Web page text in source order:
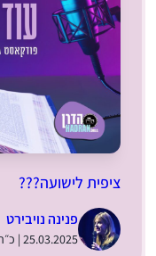
ציפית לישועה???
פנינה נויבירט
25.03.2025 | כ״ה באדר תשפ״ה